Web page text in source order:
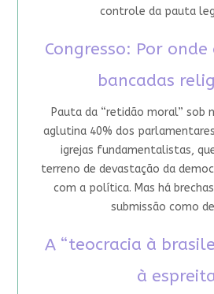
controle da pauta
Congresso: Por
bancadas
Pauta da “retidão moral” sob
aglutina 40% dos
igrejas fundamentalistas,
terreno de devastação da
com a política. Mas há
submissão como
A “teocracia à
à